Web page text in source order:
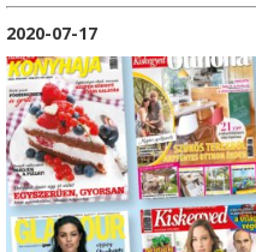
2020-07-17